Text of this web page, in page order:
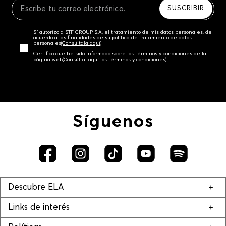
SUSCRIBIR
Sí autorizo a STF GROUP S.A. el tratamiento de mis datos personales, de
acuerdo a las finalidades de su política de tratamiento de datos
personales‎(Consúltala aquí)
Certifico que he sido informado sobre los términos y condiciones de la
página web‎(Consúltal aquí los términos y condiciones)
Síguenos
Descubre ELA
Links de interés